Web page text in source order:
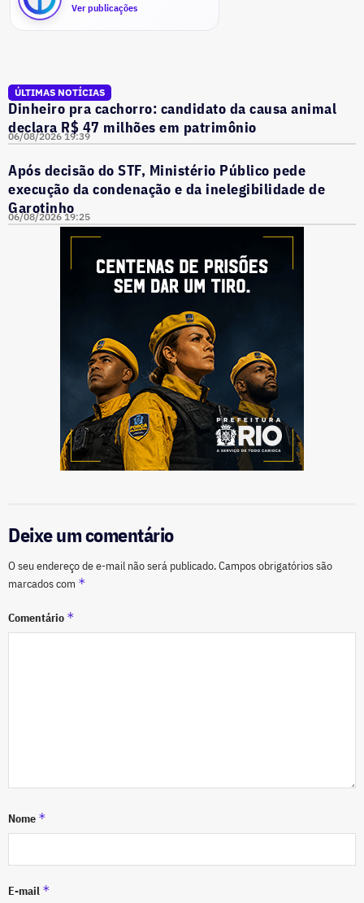
Ver publicações
ÚLTIMAS NOTÍCIAS
Dinheiro pra cachorro: candidato da causa animal
declara R$ 47 milhões em patrimônio
06/08/2026 19:39
Após decisão do STF, Ministério Público pede
execução da condenação e da inelegibilidade de
Garotinho
06/08/2026 19:25
Deixe um comentário
O seu endereço de e-mail não será publicado.Campos obrigatórios são
marcados com *
Comentário *
Nome *
E-mail *